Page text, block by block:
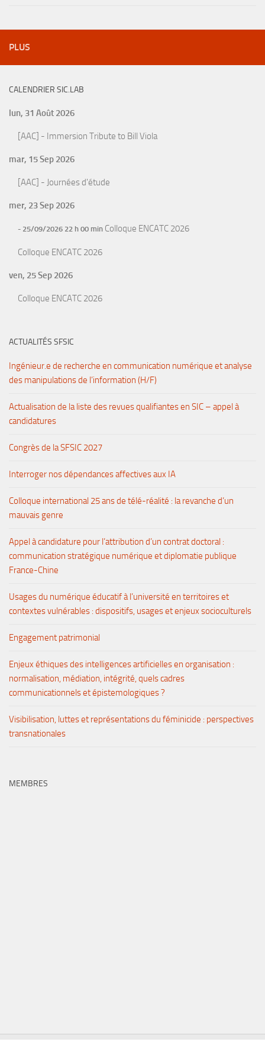
PLUS
CALENDRIER SIC.LAB
lun, 31 Août 2026
[AAC] - Immersion Tribute to Bill Viola
mar, 15 Sep 2026
[AAC] - Journées d'étude
mer, 23 Sep 2026
- 25/09/2026 22 h 00 min Colloque ENCATC 2026
Colloque ENCATC 2026
ven, 25 Sep 2026
Colloque ENCATC 2026
ACTUALITÉS SFSIC
Ingénieur.e de recherche en communication numérique et analyse
des manipulations de l’information (H/F)
Actualisation de la liste des revues qualifiantes en SIC – appel à
candidatures
Congrès de la SFSIC 2027
Interroger nos dépendances affectives aux IA
Colloque international 25 ans de télé-réalité : la revanche d’un
mauvais genre
Appel à candidature pour l’attribution d’un contrat doctoral :
communication stratégique numérique et diplomatie publique
France-Chine
Usages du numérique éducatif à l’université en territoires et
contextes vulnérables : dispositifs, usages et enjeux socioculturels
Engagement patrimonial
Enjeux éthiques des intelligences artificielles en organisation :
normalisation, médiation, intégrité, quels cadres
communicationnels et épistemologiques ?
Visibilisation, luttes et représentations du féminicide : perspectives
transnationales
MEMBRES